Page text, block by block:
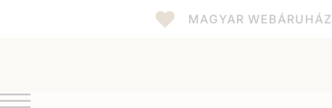
MAGYAR WEBÁRUHÁZ